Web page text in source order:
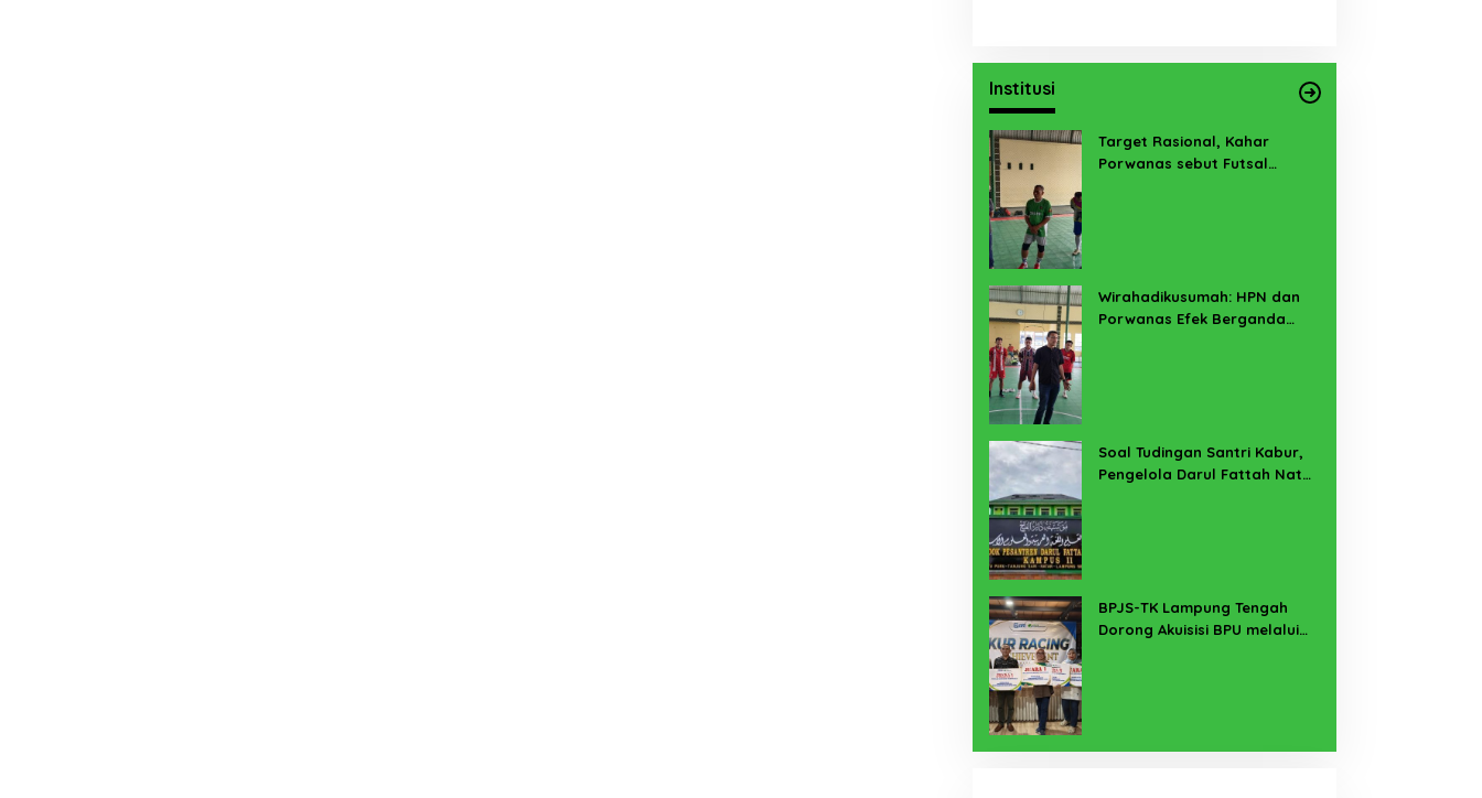
Institusi
Target Rasional, Kahar
Porwanas sebut Futsal
Wirahadikusumah: HPN dan
Porwanas Efek Berganda
Soal Tudingan Santri Kabur,
Pengelola Darul Fattah Natar
BPJS-TK Lampung Tengah
Dorong Akuisisi BPU melalui